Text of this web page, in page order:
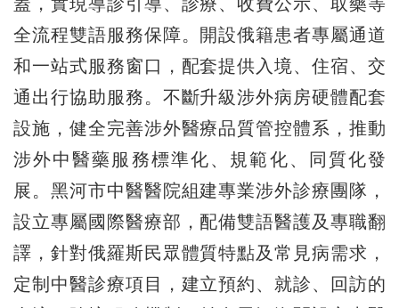
全流程雙語服務保障。開設俄籍患者專屬通道
和一站式服務窗口，配套提供入境、住宿、交
通出行協助服務。不斷升級涉外病房硬體配套
設施，健全完善涉外醫療品質管控體系，推動
涉外中醫藥服務標準化、規範化、同質化發
展。黑河市中醫醫院組建專業涉外診療團隊，
設立專屬國際醫療部，配備雙語醫護及專職翻
譯，針對俄羅斯民眾體質特點及常見病需求，
定制中醫診療項目，建立預約、就診、回訪的